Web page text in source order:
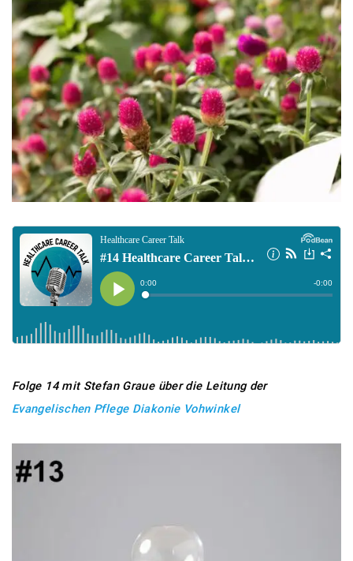
Folge 14 mit Stefan Graue über die Leitung der
Evangelischen Pflege Diakonie Vohwinkel